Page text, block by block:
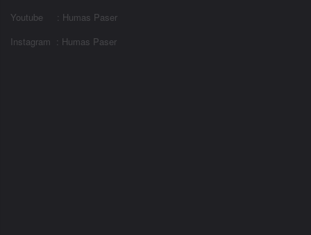
Youtube : Humas Paser
Instagram : Humas Paser